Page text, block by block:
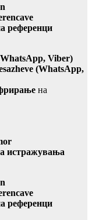
референци
Viber)
(WhatsApp,
на
истражувања
референци